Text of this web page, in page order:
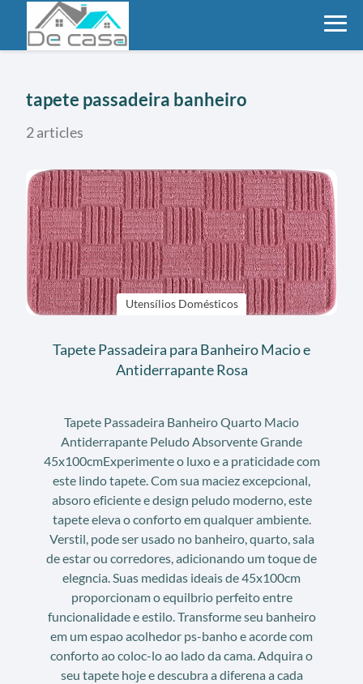
tapete passadeira banheiro
2 articles
Utensílios Domésticos
Tapete Passadeira para Banheiro Macio e
Antiderrapante Rosa
Tapete Passadeira Banheiro Quarto Macio
Antiderrapante Peludo Absorvente Grande
45x100cmExperimente o luxo e a praticidade com
este lindo tapete. Com sua maciez excepcional,
absoro eficiente e design peludo moderno, este
tapete eleva o conforto em qualquer ambiente.
Verstil, pode ser usado no banheiro, quarto, sala
de estar ou corredores, adicionando um toque de
elegncia. Suas medidas ideais de 45x100cm
proporcionam o equilbrio perfeito entre
funcionalidade e estilo. Transforme seu banheiro
em um espao acolhedor ps-banho e acorde com
conforto ao coloc-lo ao lado da cama. Adquira o
seu tapete hoje e descubra a diferena a cada